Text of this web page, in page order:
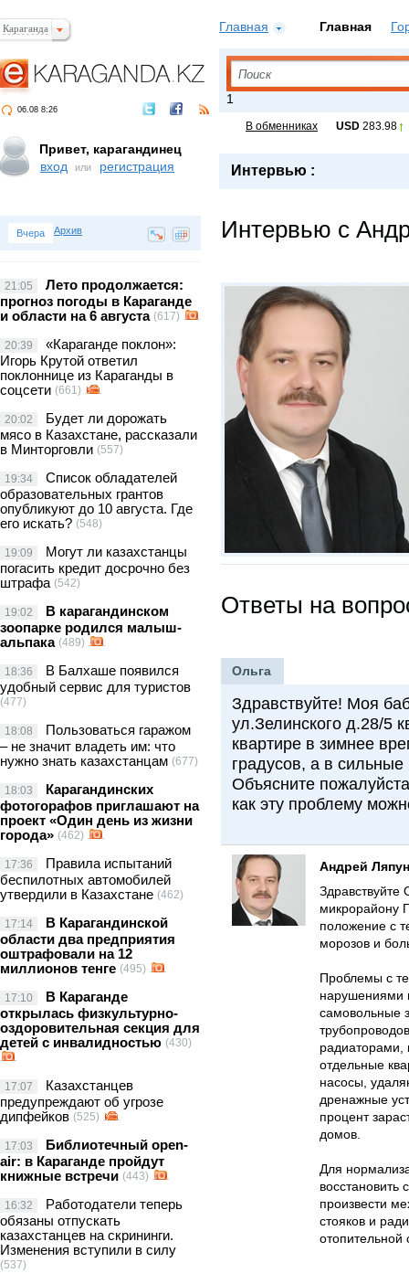
Караганда
06.08 8:26
Привет, карагандинец
вход
или регистрация
Главная Главная
Поиск
1
В обменниках USD 283.98
Интервью :
Вчера Архив
21:05 Лето продолжается:
прогноз погоды в Караганде
и области на 6 августа (617)
20:39 «Караганде поклон»:
Игорь Крутой ответил
поклоннице из Караганды в
соцсети (661)
20:02 Будет ли дорожать
мясо в Казахстане, рассказали
в Минторговли (557)
19:34 Список обладателей
образовательных грантов
опубликуют до 10 августа. Где
его искать? (548)
19:09 Могут ли казахстанцы
погасить кредит досрочно без
штрафа (542)
19:02 В карагандинском
зоопарке родился малыш-
альпака (489)
18:36 В Балхаше появился
удобный сервис для туристов
(477)
18:08 Пользоваться гаражом
– не значит владеть им: что
нужно знать казахстанцам (677)
18:03 Карагандинских
фотогорафов приглашают на
проект «Один день из жизни
города» (462)
17:36 Правила испытаний
беспилотных автомобилей
утвердили в Казахстане (462)
17:14 В Карагандинской
области два предприятия
оштрафовали на 12
миллионов тенге (495)
17:10 В Караганде
открылась физкультурно-
оздоровительная секция для
детей с инвалидностью (430)
17:07 Казахстанцев
предупреждают об угрозе
дипфейков (525)
17:03 Библиотечный open-
air: в Караганде пройдут
книжные встречи (443)
16:32 Работодатели теперь
обязаны отпускать
казахстанцев на скрининги.
Изменения вступили в силу
(537)
Интервью с
Ответы на
Ольга
Здравствуйте! Моя
ул.Зелинского д.28/5
квартире в зимнее
градусов, а в
Объясните
как эту проблему
Андрей
Здравствуйте
микрорайону
положение с
морозов и
Проблемы с
нарушениями
самовольные
радиаторами,
отдельные
насосы,
дренажные
процент
домов.
Для
восстановить
произвести
стояков и
отопительной